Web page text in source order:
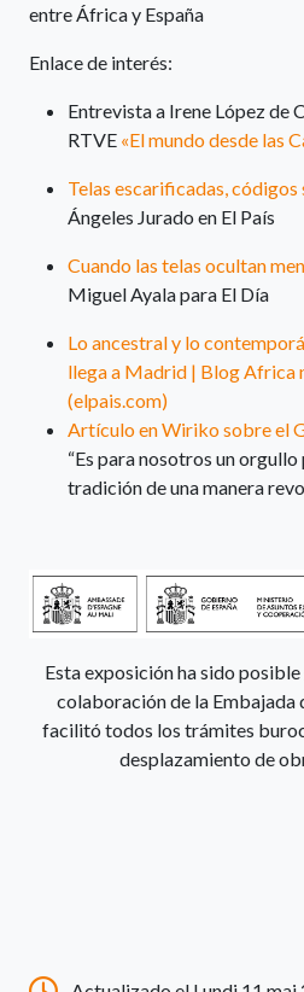
entre África y España
Enlace de interés:
Entrevista a Irene López de
RTVE «El mundo desde las
Telas escarificadas, códigos
Ángeles Jurado en El País
Cuando las telas ocultan
Miguel Ayala para El Día
Lo ancestral y lo
llega a Madrid | Blog Africa
(elpais.com)
Artículo en Wiriko sobre el
“Es para nosotros un
tradición de una manera
Esta exposición ha sido
colaboración de la Embajada
facilitó todos los trámites
desplazamiento de